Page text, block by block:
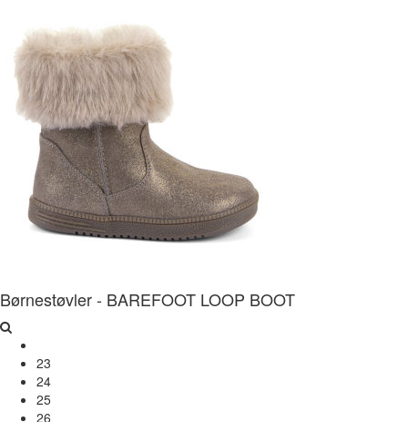
Børnestøvler - BAREFOOT LOOP BOOT
23
24
25
26